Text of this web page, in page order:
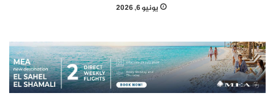
يونيو 6, 2026